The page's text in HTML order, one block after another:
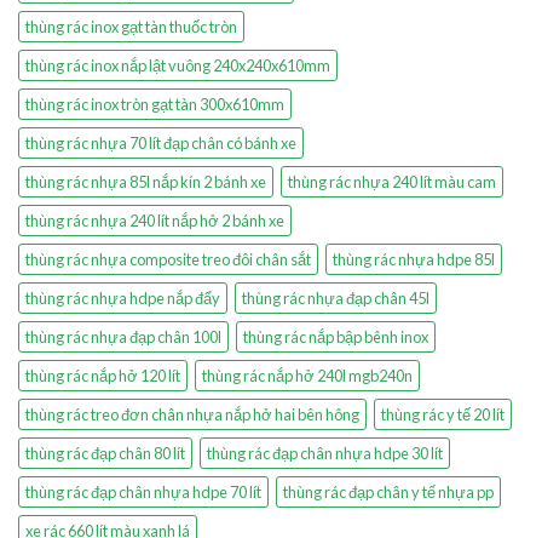
thùng rác inox gạt tàn thuốc tròn
thùng rác inox nắp lật vuông 240x240x610mm
thùng rác inox tròn gạt tàn 300x610mm
thùng rác nhựa 70 lít đạp chân có bánh xe
thùng rác nhựa 85l nắp kín 2 bánh xe
thùng rác nhựa 240 lít màu cam
thùng rác nhựa 240 lít nắp hở 2 bánh xe
thùng rác nhựa composite treo đôi chân sắt
thùng rác nhựa hdpe 85l
thùng rác nhựa hdpe nắp đẩy
thùng rác nhựa đạp chân 45l
thùng rác nhựa đạp chân 100l
thùng rác nắp bập bênh inox
thùng rác nắp hở 120 lít
thùng rác nắp hở 240l mgb240n
thùng rác treo đơn chân nhựa nắp hở hai bên hông
thùng rác y tế 20 lít
thùng rác đạp chân 80 lít
thùng rác đạp chân nhựa hdpe 30 lít
thùng rác đạp chân nhựa hdpe 70 lít
thùng rác đạp chân y tế nhựa pp
xe rác 660 lít màu xanh lá